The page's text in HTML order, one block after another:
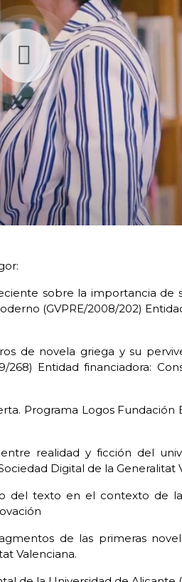
sobre la importancia de
(GVPRE/2008/202)
de novela griega y su
268) Entidad financiadora:
Programa Logos Fundación
realidad y ficción del
Digital de la Generalitat
del texto en el contexto de
de las primeras
Valenciana.